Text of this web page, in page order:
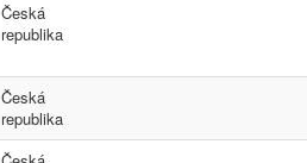
Česká
republika
Česká
republika